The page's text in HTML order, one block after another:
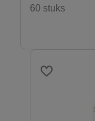
60 stuks